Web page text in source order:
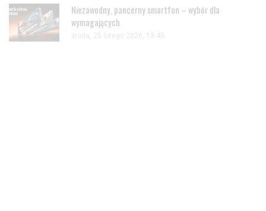
Niezawodny, pancerny smartfon – wybór dla
wymagających
środa, 25 lutego 2026, 13:45